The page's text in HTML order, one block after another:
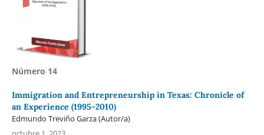
Número 14
Immigration and Entrepreneurship in Texas: Chronicle of
an Experience (1995-2010)
Edmundo Treviño Garza (Autor/a)